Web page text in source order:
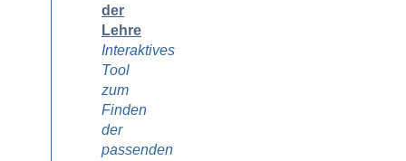
der
Lehre
Interaktives
Tool
zum
Finden
der
passenden